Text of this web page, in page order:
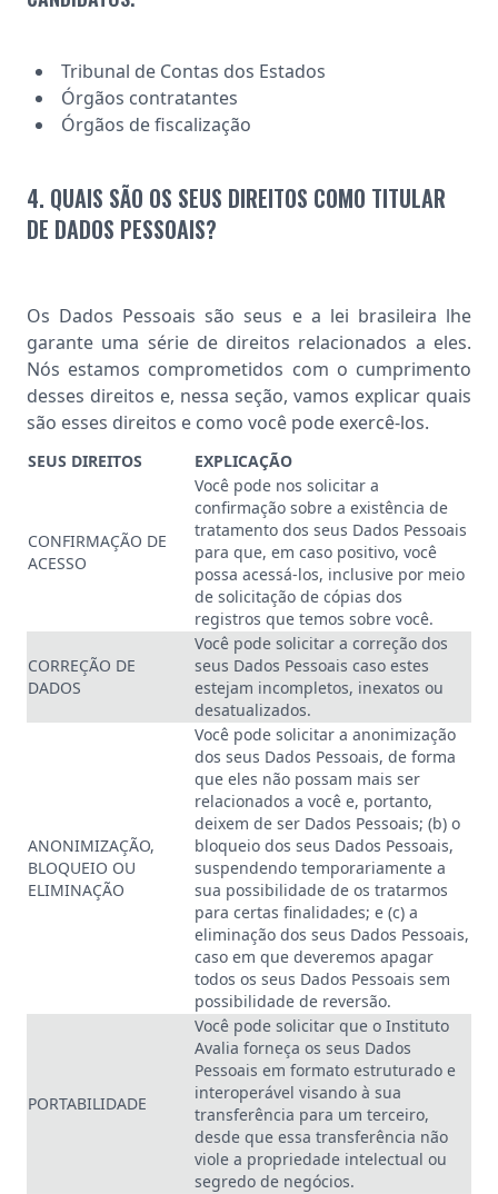
Tribunal de Contas dos Estados
Órgãos contratantes
Órgãos de fiscalização
4. QUAIS SÃO OS SEUS DIREITOS COMO TITULAR
DE DADOS PESSOAIS?
Os Dados Pessoais são seus e a lei brasileira lhe
garante uma série de direitos relacionados a eles.
Nós estamos comprometidos com o cumprimento
desses direitos e, nessa seção, vamos explicar quais
são esses direitos e como você pode exercê-los.
SEUS DIREITOS EXPLICAÇÃO
CONFIRMAÇÃO DE
ACESSO
Você pode nos solicitar a
confirmação sobre a existência de
tratamento dos seus Dados Pessoais
para que, em caso positivo, você
possa acessá-los, inclusive por meio
de solicitação de cópias dos
registros que temos sobre você.
CORREÇÃO DE
DADOS
Você pode solicitar a correção dos
seus Dados Pessoais caso estes
estejam incompletos, inexatos ou
desatualizados.
ANONIMIZAÇÃO,
BLOQUEIO OU
ELIMINAÇÃO
Você pode solicitar a anonimização
dos seus Dados Pessoais, de forma
que eles não possam mais ser
relacionados a você e, portanto,
deixem de ser Dados Pessoais; (b) o
bloqueio dos seus Dados Pessoais,
suspendendo temporariamente a
sua possibilidade de os tratarmos
para certas finalidades; e (c) a
eliminação dos seus Dados Pessoais,
caso em que deveremos apagar
todos os seus Dados Pessoais sem
possibilidade de reversão.
PORTABILIDADE
Você pode solicitar que o Instituto
Avalia forneça os seus Dados
Pessoais em formato estruturado e
interoperável visando à sua
transferência para um terceiro,
desde que essa transferência não
viole a propriedade intelectual ou
segredo de negócios.